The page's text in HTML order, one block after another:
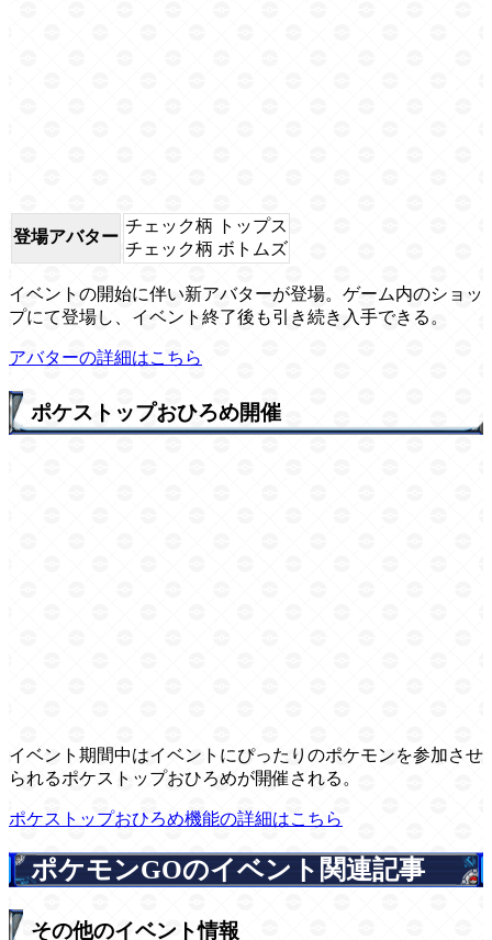
登場アバター
チェック柄 トップス
チェック柄 ボトムズ
イベントの開始に伴い新アバターが登場。ゲーム内のショッ
プにて登場し、イベント終了後も引き続き入手できる。
アバターの詳細はこちら
ポケストップおひろめ開催
イベント期間中はイベントにぴったりのポケモンを参加させ
られるポケストップおひろめが開催される。
ポケストップおひろめ機能の詳細はこちら
ポケモンGOのイベント関連記事
その他のイベント情報